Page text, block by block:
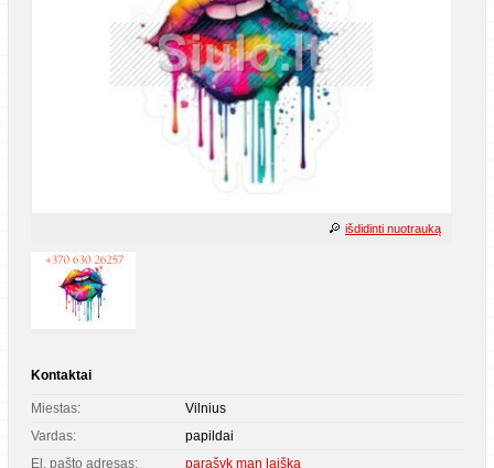
išdidinti nuotrauką
Kontaktai
Miestas:
Vilnius
Vardas:
papildai
El. pašto adresas:
parašyk man laišką